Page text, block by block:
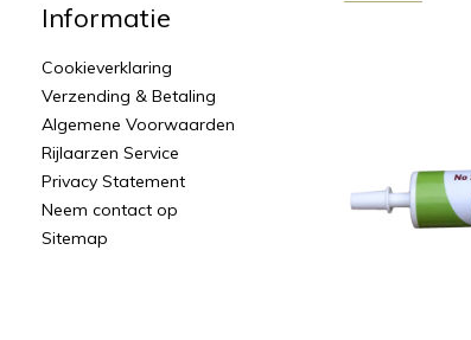
Informatie
Cookieverklaring
Verzending & Betaling
Algemene Voorwaarden
Rijlaarzen Service
Privacy Statement
Neem contact op
Sitemap